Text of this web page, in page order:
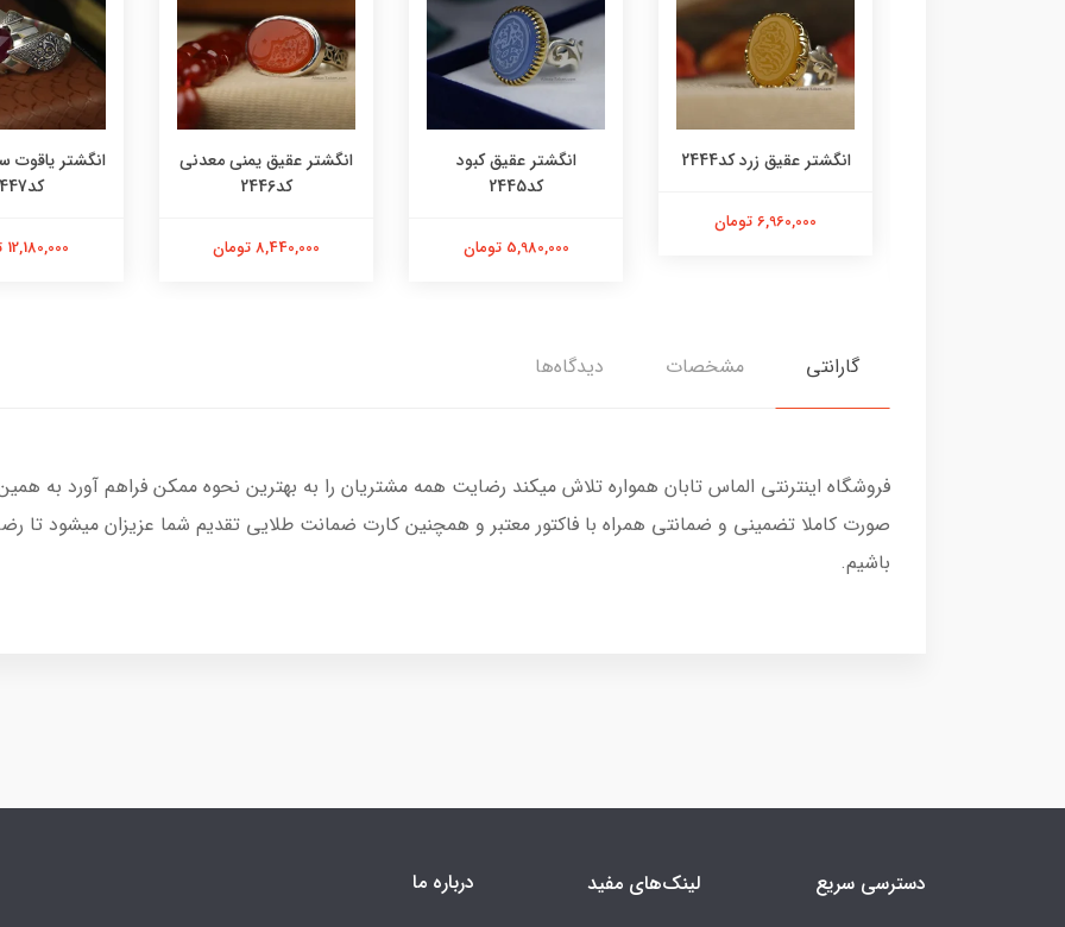
انگشتر عقیق زرد کد2444
6,960,000 تومان
انگشتر عقیق کبود
کد2445
5,980,000 تومان
انگشتر عقیق یمنی معدنی
کد2446
8,440,000 تومان
انگشتر
کد2447
12,180,000 تومان
گارانتی مشخصات دیدگاه‌ها
فروشگاه اینترنتی الماس تابان همواره تلاش میکند رضایت همه مشتریان را به بهترین نحوه ممکن فراهم آورد به
صورت کاملا تضمینی و ضمانتی همراه با فاکتور معتبر و همچنین کارت ضمانت طلایی تقدیم شما عزیزان میشود تا
باشیم.
دسترسی سریع لینک‌های مفید درباره ما